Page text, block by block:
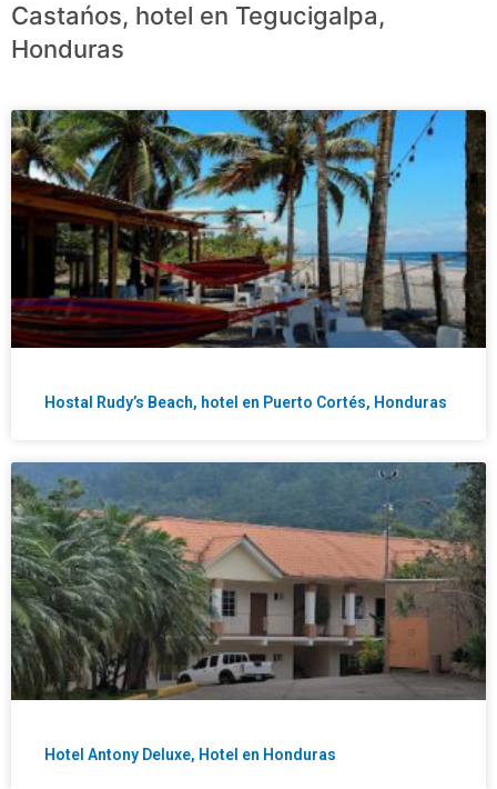
Castańos, hotel en Tegucigalpa,
Honduras
Hostal Rudy’s Beach, hotel en Puerto Cortés, Honduras
Hotel Antony Deluxe, Hotel en Honduras